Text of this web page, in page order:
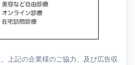
上記の企業様のご協力、及び広告収